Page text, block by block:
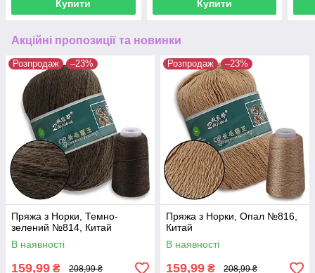
Купити Купити
Акційні пропозиції та новинки
Розпродаж –23%
Пряжа з Норки, Темно-
зелений №814, Китай
В наявності
159,99 ₴ 208,99 ₴
Розпродаж –23%
Пряжа з Норки, Опал №816,
Китай
В наявності
159,99 ₴ 208,99 ₴